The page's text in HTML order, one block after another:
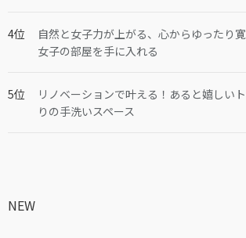
自然と女子力が上がる、心からゆったり
女子の部屋を手に入れる
リノベーションで叶える！あると嬉しい
りの手洗いスペース
NEW